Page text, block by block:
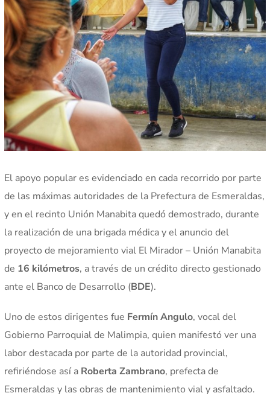
El apoyo popular es evidenciado en cada recorrido por parte
de las máximas autoridades de la Prefectura de Esmeraldas,
y en el recinto Unión Manabita quedó demostrado, durante
la realización de una brigada médica y el anuncio del
proyecto de mejoramiento vial El Mirador – Unión Manabita
de 16 kilómetros, a través de un crédito directo gestionado
ante el Banco de Desarrollo (BDE).
Uno de estos dirigentes fue Fermín Angulo, vocal del
Gobierno Parroquial de Malimpia, quien manifestó ver una
labor destacada por parte de la autoridad provincial,
refiriéndose así a Roberta Zambrano, prefecta de
Esmeraldas y las obras de mantenimiento vial y asfaltado.